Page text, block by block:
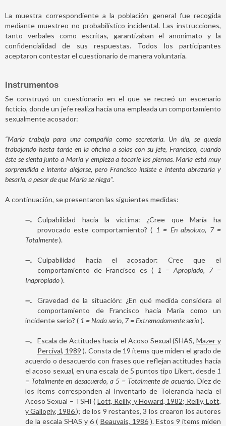
La muestra correspondiente a la población general fue recogida
mediante muestreo no probabilístico incidental. Las instrucciones,
tanto verbales como escritas, garantizaban el anonimato y la
confidencialidad de sus respuestas. Todos los participantes
aceptaron contestar el cuestionario de manera voluntaria.
Instrumentos
Se construyó un cuestionario en el que se recreó un escenario
ficticio, donde un jefe realiza hacia una empleada un comportamiento
sexualmente acosador:
“María trabaja para una compañía como secretaria. Un día, se queda
trabajando hasta tarde en la oficina a solas con su jefe, Francisco, cuando
éste se sienta junto a María y empieza a tocarle las piernas. María está muy
sorprendida e intenta alejarse, pero Francisco insiste e intenta abrazarla y
besarla, a pesar de que María se niega”.
A continuación, se presentaron las siguientes medidas:
–
Culpabilidad hacia la víctima: ¿Cree que María ha
provocado este comportamiento? ( 1 = En absoluto, 7 =
Totalmente).
–
Culpabilidad hacia el acosador: Cree que el
comportamiento de Francisco es ( 1 = Apropiado, 7 =
Inapropiado).
–
Gravedad de la situación: ¿En qué medida considera el
comportamiento de Francisco hacia María como un
incidente serio? ( 1 = Nada serio, 7 = Extremadamente serio).
– Escala de Actitudes hacia el Acoso Sexual (SHAS,Mazer y
Percival, 1989 ). Consta de 19 ítems que miden el grado de
acuerdo o desacuerdo con frases que reflejan actitudes hacia
el acoso sexual, en una escala de 5 puntos tipo Likert, desde 1
= Totalmente en desacuerdo, a 5 = Totalmente de acuerdo. Diez de
los ítems corresponden al Inventario de Tolerancia hacia el
Acoso Sexual – TSHI ( Lott, Reilly, y Howard, 1982; Reilly, Lott,
y Gallogly, 1986); de los 9 restantes, 3 los crearon los autores
de la escala SHAS y 6 ( Beauvais, 1986). Estos 9 ítems miden